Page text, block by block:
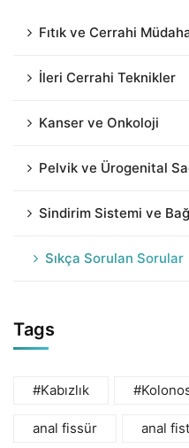
Fıtık ve Cerrahi
İleri Cerrahi Teknikler
Kanser ve Onkoloji
Pelvik ve Ürogenital
Sindirim Sistemi ve
Sıkça Sorulan Sorular
Tags
#Kabızlık
anal fissür anal